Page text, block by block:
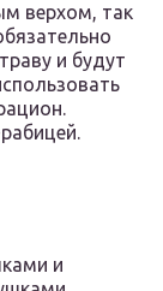
верхом, так
и будут
и